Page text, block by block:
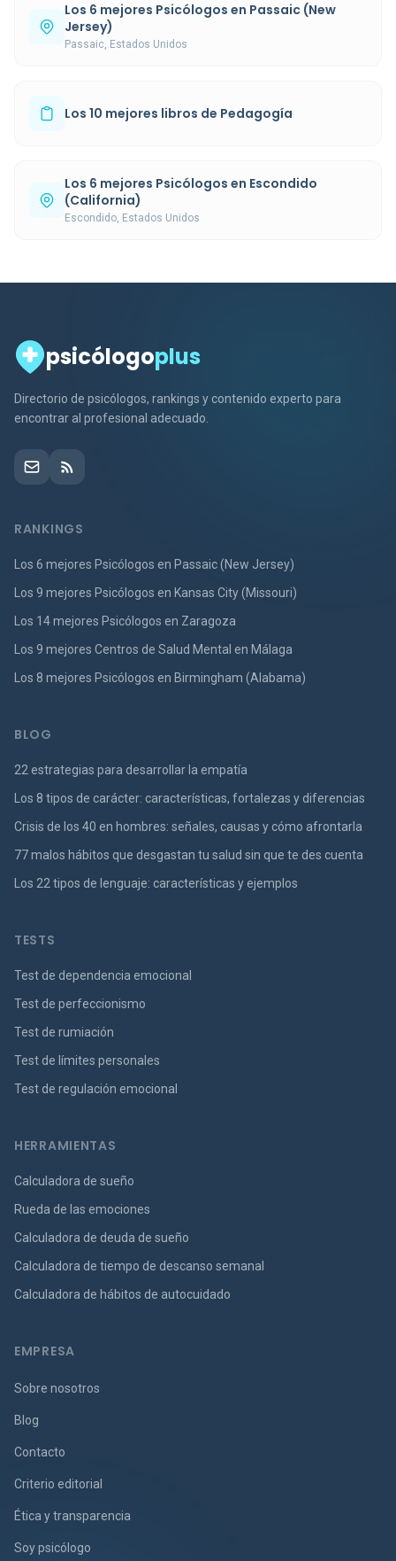
Los 6 mejores Psicólogos en Passaic (New
Jersey)
Passaic, Estados Unidos
Los 10 mejores libros de Pedagogía
Los 6 mejores Psicólogos en Escondido
(California)
Escondido, Estados Unidos
psicólogoplus
Directorio de psicólogos, rankings y contenido experto para
encontrar al profesional adecuado.
RANKINGS
Los 6 mejores Psicólogos en Passaic (New Jersey)
Los 9 mejores Psicólogos en Kansas City (Missouri)
Los 14 mejores Psicólogos en Zaragoza
Los 9 mejores Centros de Salud Mental en Málaga
Los 8 mejores Psicólogos en Birmingham (Alabama)
BLOG
22 estrategias para desarrollar la empatía
Los 8 tipos de carácter: características, fortalezas y diferencias
Crisis de los 40 en hombres: señales, causas y cómo afrontarla
77 malos hábitos que desgastan tu salud sin que te des cuenta
Los 22 tipos de lenguaje: características y ejemplos
TESTS
Test de dependencia emocional
Test de perfeccionismo
Test de rumiación
Test de límites personales
Test de regulación emocional
HERRAMIENTAS
Calculadora de sueño
Rueda de las emociones
Calculadora de deuda de sueño
Calculadora de tiempo de descanso semanal
Calculadora de hábitos de autocuidado
EMPRESA
Sobre nosotros
Blog
Contacto
Criterio editorial
Ética y transparencia
Soy psicólogo